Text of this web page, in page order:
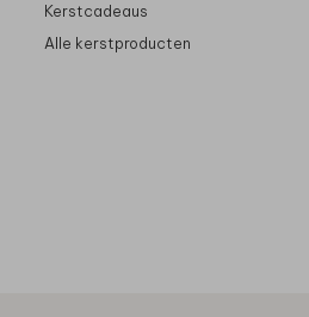
Kerstcadeaus
Alle kerstproducten